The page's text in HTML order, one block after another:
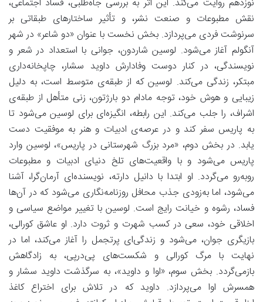
نوزدهم روایت می‌کند. این اثر به بررسی جاه‌طلبی، فساد اجتماعی،
نقش مطبوعات و صنعت نشر، و تأثیر ساختارهای طبقاتی بر
سرنوشت فردی می‌پردازد. بخش نخست با عنوان «دو شاعر» در شهر
آنگولم آغاز می‌شود. لوسین شاردون، جوانی با استعداد در شعر و
نویسندگی، در کنار دوست وفادارش داوید سشار، چاپخانه‌داری
مبتکر، زندگی می‌کند. لوسین که از طبقه‌ی متوسط است، به دلیل
زیبایی و هوش خود، توجه مادام دو بارژتون، زنی متأهل از طبقه‌ی
اشراف، را جلب می‌کند. این رابطه، انگیزه‌ای برای لوسین می‌شود تا
به پاریس سفر کند و در عرصه‌ی ادبیات و هنر به موفقیت دست
یابد. در بخش دوم، «مرد بزرگ شهرستانی در پاریس»، لوسین وارد
پاریس می‌شود و با واقعیت‌های تلخ دنیای ادبیات و مطبوعات
روبه‌رو می‌گردد. او ابتدا با دانیل دارته، نویسنده‌ای آرمان‌گرا، آشنا
می‌شود، اما به‌زودی جذب محافل روزنامه‌نگاری می‌شود که در آن‌ها
فساد، رشوه و خیانت رایج است. لوسین با تغییر مواضع سیاسی و
اخلاقی خود، سعی در کسب شهرت و ثروت دارد. او عاشق کورالی،
بازیگری جوان، می‌شود و زندگی‌ای پرتجمل را آغاز می‌کند، اما در
نهایت با مرگ کورالی و شکست‌های پی‌درپی، به زادگاهش
بازمی‌گردد. بخش سوم، «اوا و داوید»، به سرگذشت داوید سشار و
همسرش اوا می‌پردازد. داوید که در تلاش برای اختراع کاغذ